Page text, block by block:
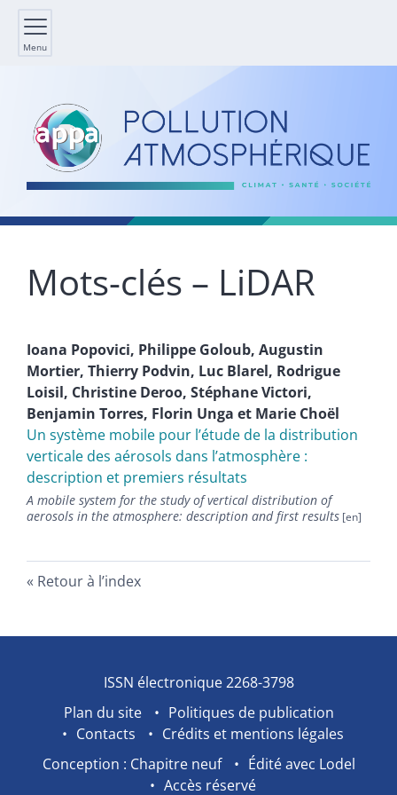
Menu
Mots-clés – LiDAR
Ioana Popovici, Philippe Goloub, Augustin
Mortier, Thierry Podvin, Luc Blarel, Rodrigue
Loisil, Christine Deroo, StéphaneVictori,
Benjamin Torres, Florin Unga et Marie Choël
Un système mobile pour l’étude de la distribution
verticale des aérosols dans l’atmosphère :
description et premiers résultats
A mobile system for the study of vertical distribution of
aerosols in the atmosphere: description and first results
Retour à l’index
ISSN électronique 2268-3798
Plan du site
Politiques de publication
Contacts
Crédits et mentions légales
Conception : Chapitre neuf
Édité avec Lodel
Accès réservé